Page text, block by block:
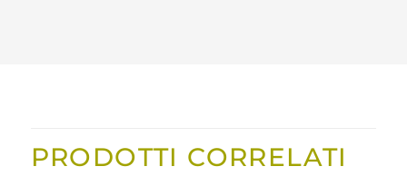
PRODOTTI CORRELATI